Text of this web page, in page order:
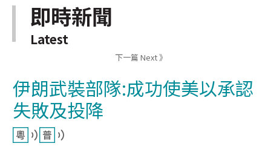
即時新聞
Latest
下一篇 Next 》
伊朗武裝部隊:成功使美以承認
失敗及投降